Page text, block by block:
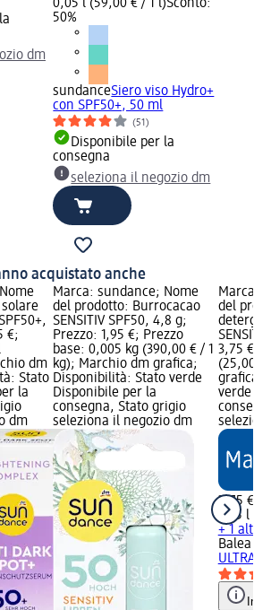
dm
0,05 l (59,00 € / 1 l)Sconto:
50%
sundanceSiero viso Hydro+
con SPF50+, 50 ml
(51)
Disponibile per la
consegna
seleziona il negozio dm
acquistato anche
€;
dm
Stato
la
dm
Marca: sundance; Nome
del prodotto: Burrocacao
SENSITIV SPF50, 4,8 g;
Prezzo: 1,95 €; Prezzo
base: 0,005 kg (390,00 € / 1
kg); Marchio dm grafica;
Disponibilità: Stato verde
Disponibile per la
consegna, Stato grigio
seleziona il negozio dm
Marca:
del
3,75 €;
(25,00 €
grafica;
verde
3,75 €
0,15 l
+ 1 altra
Balea
ULTRA